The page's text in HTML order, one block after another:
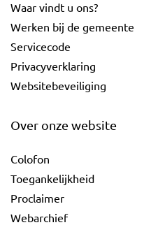
Waar vindt u ons?
Werken bij de gemeente
Servicecode
Privacyverklaring
Websitebeveiliging
Over onze website
Colofon
Toegankelijkheid
Proclaimer
Webarchief